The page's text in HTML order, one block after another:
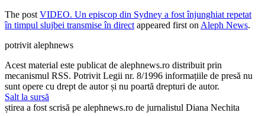
The post VIDEO. Un episcop din Sydney a fost înjunghiat repetat
în timpul slujbei transmise în direct appeared first on Aleph News.
potrivit alephnews
Acest material este publicat de alephnews.ro distribuit prin
mecanismul RSS. Potrivit Legii nr. 8/1996 informațiile de presă nu
sunt opere cu drept de autor și nu poartă drepturi de autor.
Salt la sursă
știrea a fost scrisă pe alephnews.ro de jurnalistul Diana Nechita